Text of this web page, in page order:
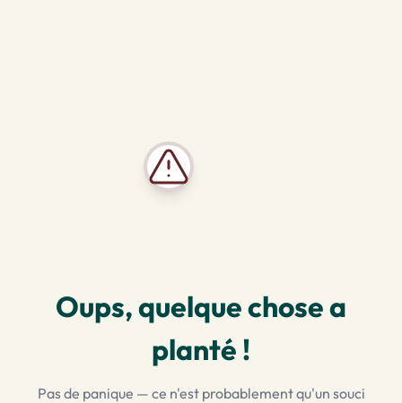
Oups, quelque chose a
planté !
Pas de panique — ce n'est probablement qu'un souci